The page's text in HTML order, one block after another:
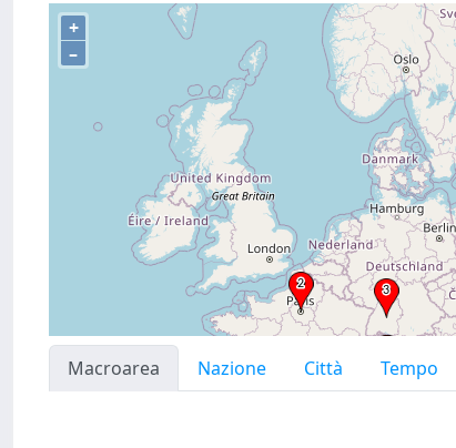
+
–
Macroarea Nazione Città
Tempo